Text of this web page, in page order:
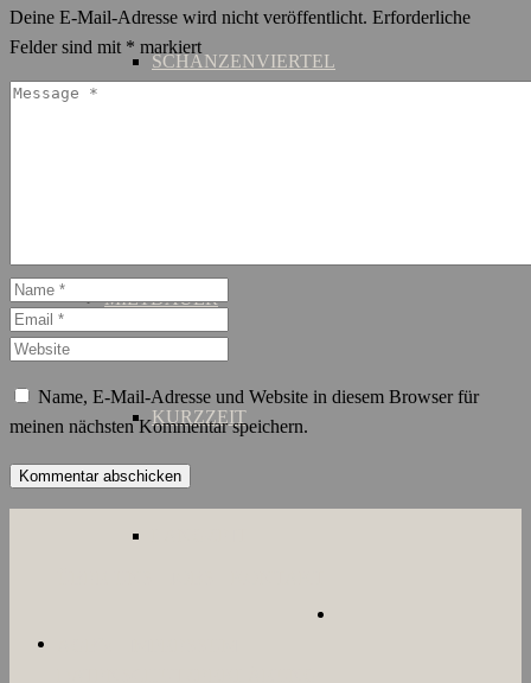
SCHANZENVIERTEL
MIETDAUER
KURZZEIT
Deine E-Mail-Adresse wird nicht veröffentlicht. Erforderliche
Felder sind mit * markiert
Name, E-Mail-Adresse und Website in diesem Browser für
meinen nächsten Kommentar speichern.